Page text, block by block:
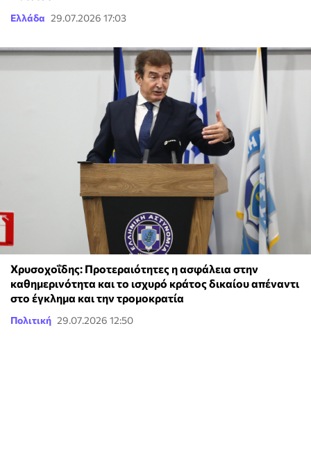
Ελλάδα 29.07.2026 17:03
Χρυσοχοΐδης: Προτεραιότητες η ασφάλεια στην
καθημερινότητα και το ισχυρό κράτος δικαίου απέναντι
στο έγκλημα και την τρομοκρατία
Πολιτική 29.07.2026 12:50